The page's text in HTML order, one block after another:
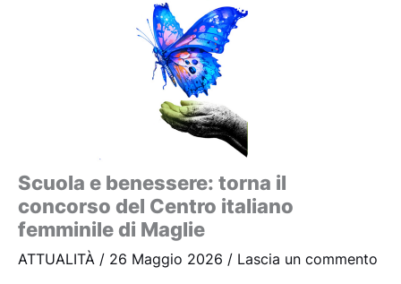
Scuola e benessere: torna il
concorso del Centro italiano
femminile di Maglie
ATTUALITÀ / 26 Maggio 2026 / Lascia un commento